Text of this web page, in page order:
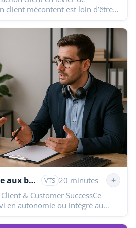
client mécontent est loin d’être
Adapter sa réponse aux besoins des clients VTS 20 minutes +
& Customer SuccessCe
en autonomie ou intégré au